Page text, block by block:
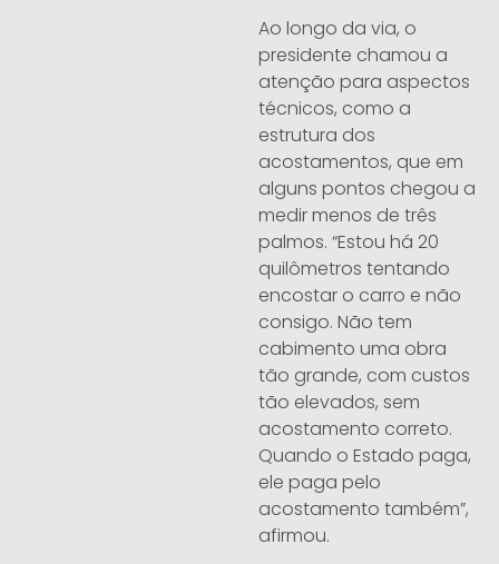
Ao longo da via, o
presidente chamou a
atenção para aspectos
técnicos, como a
estrutura dos
acostamentos, que em
alguns pontos chegou a
medir menos de três
palmos. “Estou há 20
quilômetros tentando
encostar o carro e não
consigo. Não tem
cabimento uma obra
tão grande, com custos
tão elevados, sem
acostamento correto.
Quando o Estado paga,
ele paga pelo
acostamento também”,
afirmou.